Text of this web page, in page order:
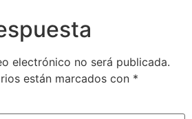
electrónico no será publicada.
están marcados con *